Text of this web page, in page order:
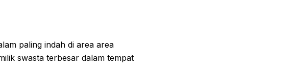
paling indah di area area
swasta terbesar dalam tempat